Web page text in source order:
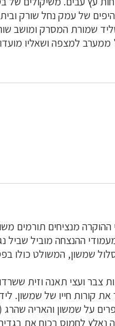
של עמק נחל שורק
שמורת המסרק ומושב
ההוקרה מנציחים תורמים
ההנצחה מוביל שביל
שמשון, המשולט כולו
צבר ועצי תאנה וזית
את קורות חייו של שמשון.
על שמשון והאריה